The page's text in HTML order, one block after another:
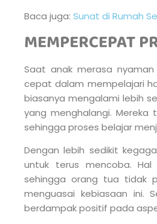
Baca juga: Sunat di Rumah
MEMPERCEPAT
Saat anak merasa
cepat dalam mempelajari
biasanya mengalami lebih
yang menghalangi.
sehingga proses belajar
Dengan lebih sedikit
untuk terus mencoba.
sehingga orang tua tidak
menguasai kebiasaan ini.
berdampak positif pada